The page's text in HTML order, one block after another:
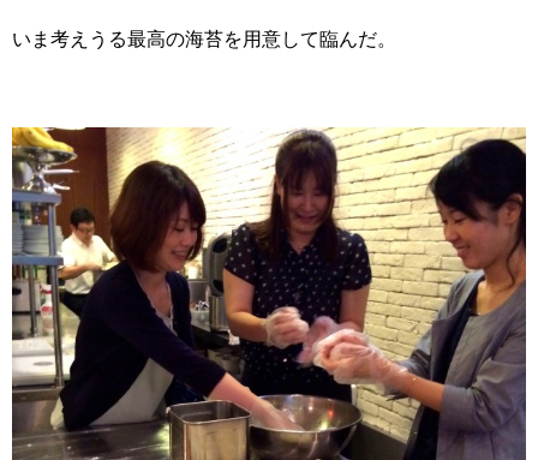
いま考えうる最高の海苔を用意して臨んだ。